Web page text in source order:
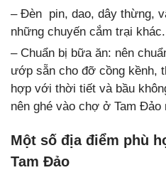
– Đèn pin, dao, dây thừng,
những chuyến cắm trại khác.
– Chuẩn bị bữa ăn: nên
ướp sẵn cho đỡ cồng kềnh,
hợp với thời tiết và bầu
nên ghé vào chợ ở Tam
Một số địa điểm phù
Tam Đảo